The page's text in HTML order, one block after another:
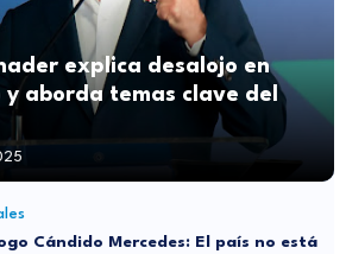
explica desalojo en
aborda temas clave del
Cándido Mercedes: El país no está